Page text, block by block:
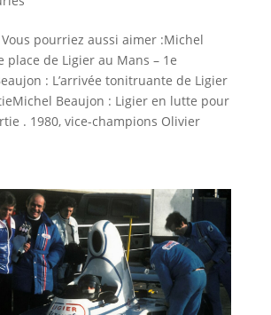
pourriez aussi aimer :Michel
place de Ligier au Mans – 1e
: L’arrivée tonitruante de Ligier
Beaujon : Ligier en lutte pour
. 1980, vice-champions Olivier